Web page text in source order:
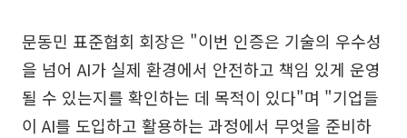
문동민 표준협회 회장은 "이번 인증은 기술의 우수성
을 넘어 AI가 실제 환경에서 안전하고 책임 있게 운영
될 수 있는지를 확인하는 데 목적이 있다"며 "기업들
이 AI를 도입하고 활용하는 과정에서 무엇을 준비하